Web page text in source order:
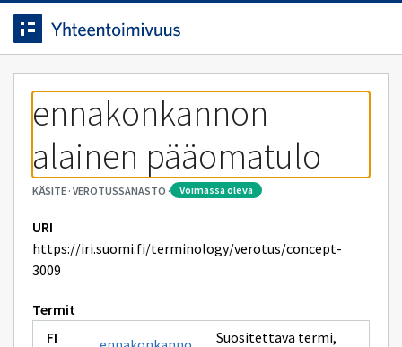
Siirrytty
sivulle
Siirry suoraan sisältöön.
ennakonkannon
alainen pääomatulo
KÄSITE· VEROTUSSANASTO · voimassa oleva
URI
https://iri.suomi.fi/terminology/verotus/concept-
3009
Termit
Suositettava termi,